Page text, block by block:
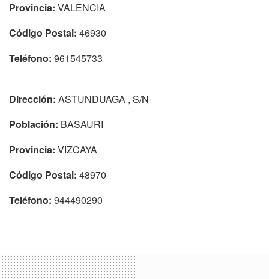
Provincia: VALENCIA
Código Postal: 46930
Teléfono: 961545733
Dirección: ASTUNDUAGA , S/N
Población: BASAURI
Provincia: VIZCAYA
Código Postal: 48970
Teléfono: 944490290